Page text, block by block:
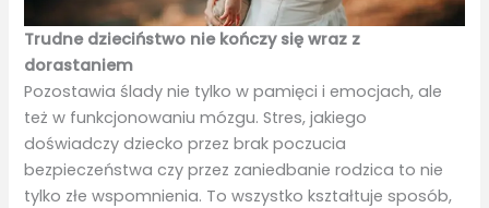
Trudne dzieciństwo nie kończy się wraz z
dorastaniem
Pozostawia ślady nie tylko w pamięci i emocjach, ale
też w funkcjonowaniu mózgu. Stres, jakiego
doświadczy dziecko przez brak poczucia
bezpieczeństwa czy przez zaniedbanie rodzica to nie
tylko złe wspomnienia. To wszystko kształtuje sposób,